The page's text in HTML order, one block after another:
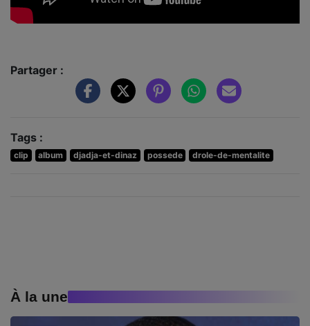
Partager :
Tags :
clip album djadja-et-dinaz possede drole-de-mentalite
À la une